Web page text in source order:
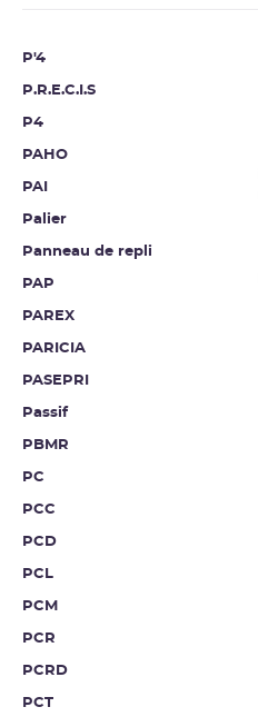
P'4
P.R.E.C.I.S
P4
PAHO
PAI
Palier
Panneau de repli
PAP
PAREX
PARICIA
PASEPRI
Passif
PBMR
PC
PCC
PCD
PCL
PCM
PCR
PCRD
PCT